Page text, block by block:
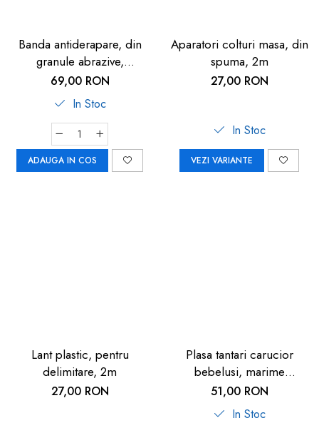
Banda antiderapare, din
granule abrazive,
autoadeziva, 5m, neagra
69,00 RON
In Stoc
ADAUGA IN COS
Aparatori colturi masa, din
spuma, 2m
27,00 RON
In Stoc
VEZI VARIANTE
Lant plastic, pentru
delimitare, 2m
27,00 RON
Plasa tantari carucior
bebelusi, marime
universala, neagra, Reer
BiteSafe
51,00 RON
In Stoc